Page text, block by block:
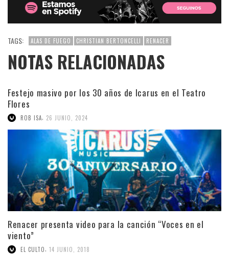
TAGS: ALAS DE FUEGO CHRISTIAN BERTONCELLI RENACER
NOTAS RELACIONADAS
Festejo masivo por los 30 años de Icarus en el Teatro
Flores
ROB ISA, 26 JUNIO, 2024
Renacer presenta video para la canción “Voces en el
viento”
EL CULTO 14 JUNIO, 2018